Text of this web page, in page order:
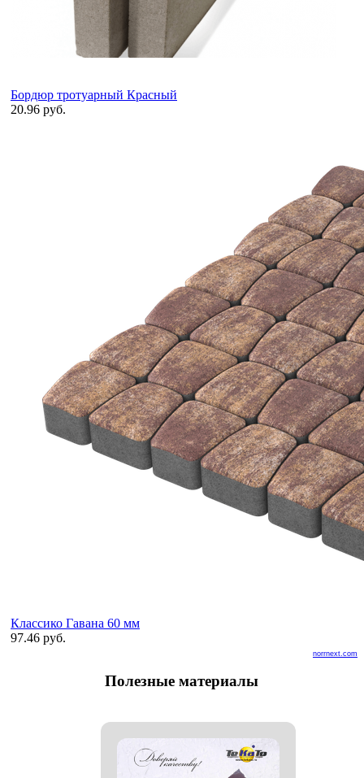
Бордюр тротуарный Красный
20.96 руб.
Классико Гавана 60 мм
97.46 руб.
norrnext.com
Полезные материалы